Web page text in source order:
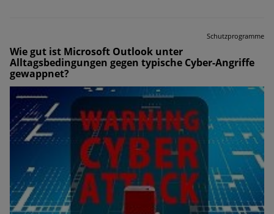
Schutzprogramme
Wie gut ist Microsoft Outlook unter
Alltagsbedingungen gegen typische Cyber-Angriffe
gewappnet?